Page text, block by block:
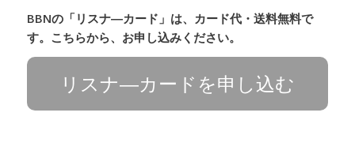
BBNの「リスナ―カード」は、カード代・送料無料で
す。こちらから、お申し込みください。
リスナ―カードを申し込む